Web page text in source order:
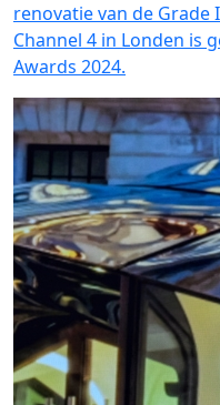
renovatie van de Grade
Channel 4 in Londen is
Awards 2024.